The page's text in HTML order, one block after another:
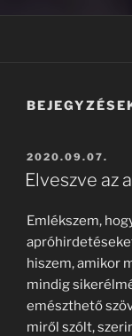
BEKÜLDVE:
2020.09.07.
Elveszve az
Emlékszem,
hiszem, amikor
mindig
emészthető
miről szólt,